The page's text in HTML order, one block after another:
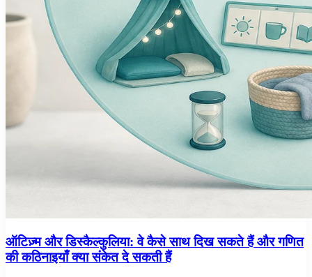
ऑटिज़्म और डिस्कैल्कुलिया: वे कैसे साथ दिख सकते हैं और गणित
की कठिनाइयाँ क्या संकेत दे सकती हैं